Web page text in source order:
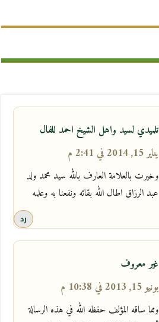
تلميدي لسيد واهل الشيخ احمد للفال
يناير 15, 2014 في 2:41 م
وخيرت بالعلامة العارف بالله سيد محمد ولد
عبد الرزاق اطال الله بقائه ونفعنا به وعلمه
رد
غير معروف
يونيو 15, 2013 في 10:38 م
ومما ساقه المؤلف حفظه الله في هذه الرسالة